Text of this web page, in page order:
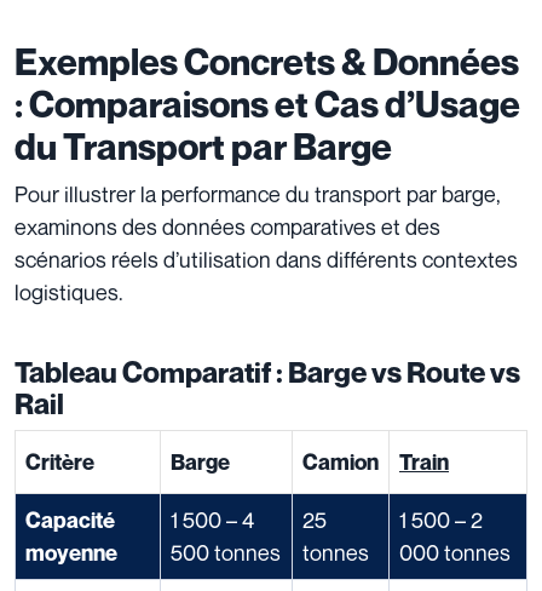
Exemples Concrets & Données
: Comparaisons et Cas d’Usage
du Transport par Barge
Pour illustrer la performance du transport par barge,
examinons des données comparatives et des
scénarios réels d’utilisation dans différents contextes
logistiques.
Tableau Comparatif : Barge vs Route vs
Rail
Critère Barge Camion Train
Capacité
moyenne
1 500 – 4
500 tonnes
25
tonnes
1 500 – 2
000 tonnes